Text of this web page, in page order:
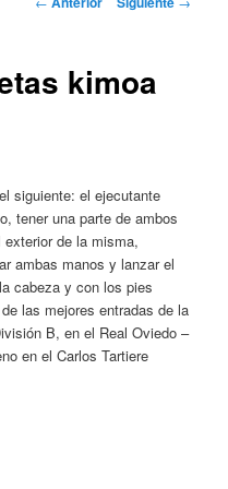
kimoa
siguiente: el ejecutante
tener una parte de ambos
de la misma,
ambas manos y lanzar el
cabeza y con los pies
las mejores entradas de la
B, en el Real Oviedo –
en el Carlos Tartiere